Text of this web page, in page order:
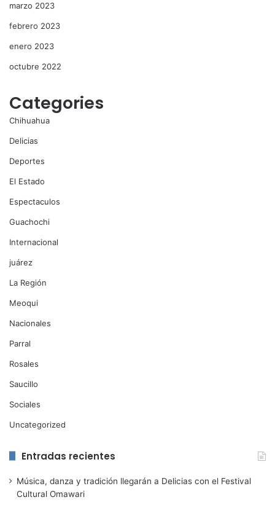
marzo 2023
febrero 2023
enero 2023
octubre 2022
Categories
Chihuahua
Delicias
Deportes
El Estado
Espectaculos
Guachochi
Internacional
juárez
La Región
Meoqui
Nacionales
Parral
Rosales
Saucillo
Sociales
Uncategorized
Entradas recientes
Música, danza y tradición llegarán a Delicias con el Festival
Cultural Omawari